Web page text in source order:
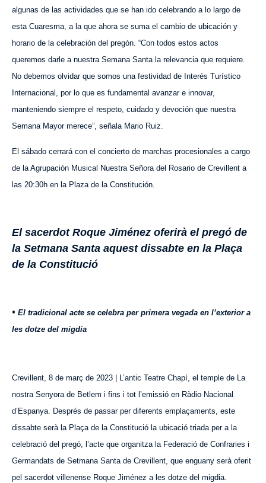
algunas de las actividades que se han ido celebrando a lo largo de
esta Cuaresma, a la que ahora se suma el cambio de ubicación y
horario de la celebración del pregón. “Con todos estos actos
queremos darle a nuestra Semana Santa la relevancia que requiere.
No debemos olvidar que somos una festividad de Interés Turístico
Internacional, por lo que es fundamental avanzar e innovar,
manteniendo siempre el respeto, cuidado y devoción que nuestra
Semana Mayor merece”, señala Mario Ruiz.
El sábado cerrará con el concierto de marchas procesionales a cargo
de la Agrupación Musical Nuestra Señora del Rosario de Crevillent a
las 20:30h en la Plaza de la Constitución.
El sacerdot Roque Jiménez oferirà el pregó de
la Setmana Santa aquest dissabte en la Plaça
de la Constitució
• El tradicional acte se celebra per primera vegada en l’exterior a
les dotze del migdia
Crevillent, 8 de març de 2023 | L’antic Teatre Chapí, el temple de La
nostra Senyora de Betlem i fins i tot l’emissió en Ràdio Nacional
d’Espanya. Després de passar per diferents emplaçaments, este
dissabte serà la Plaça de la Constitució la ubicació triada per a la
celebració del pregó, l’acte que organitza la Federació de Confraries i
Germandats de Setmana Santa de Crevillent, que enguany serà oferit
pel sacerdot villenense Roque Jiménez a les dotze del migdia.